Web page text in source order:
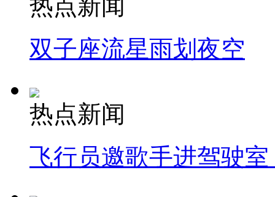
热点新闻
双子座流星雨划夜空
热点新闻
飞行员邀歌手进驾驶